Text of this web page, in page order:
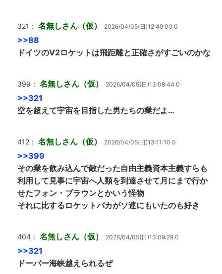
321： 名無しさん（仮） 2026/04/05(日)12:49:00 0
>>88
ドイツのV2ロケットは飛距離と正確さがすごいのかな
399： 名無しさん（仮） 2026/04/05(日)13:08:44 0
>>321
空を超えて宇宙を目指した男たちの業だよ…
412： 名無しさん（仮） 2026/04/05(日)13:11:10 0
>>399
その業を飲み込んで敵だった自由主義資本主義すらも
利用して見事に宇宙へ人類を到達させて月にまで行か
せたフォン・ブラウンとかいう怪物
それに比するロケットバカがソ連にもいたのも好き
404： 名無しさん（仮） 2026/04/05(日)13:09:28 0
>>321
ドーバー海峡越えられるぜ